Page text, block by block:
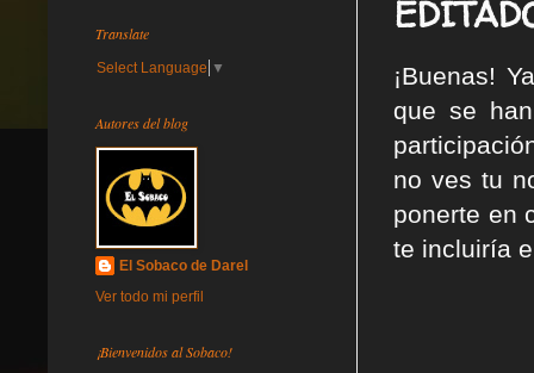
¡Buenas!
que se
no ves tu
ponerte en
te incluiría
Translate
Select Language ▼
Autores del blog
El Sobaco de Darel
Ver todo mi perfil
¡Bienvenidos al Sobaco!